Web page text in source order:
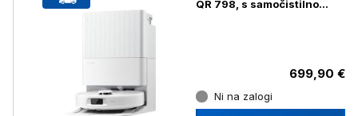
QR 798, s samočistilno
699,90 €
Ni na zalogi